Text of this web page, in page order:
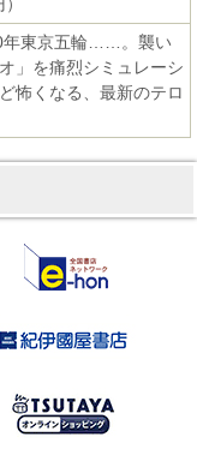
年東京五輪……。襲い
」を痛烈シミュレーシ
怖くなる、最新のテロ